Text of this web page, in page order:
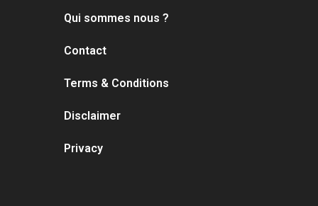
Qui sommes nous ?
Contact
Terms & Conditions
Disclaimer
Privacy